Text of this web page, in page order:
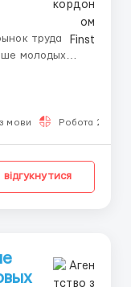
молодых
возможности.
мови Робота 2-3
відгукнутися